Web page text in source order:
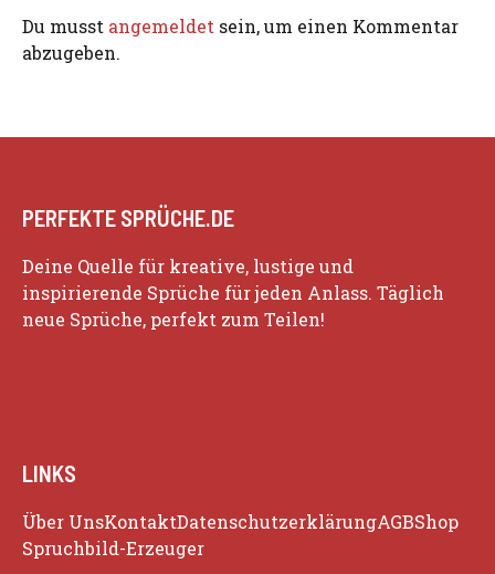
Du musst angemeldet sein, um einen Kommentar
abzugeben.
PERFEKTE SPRÜCHE.DE
Deine Quelle für kreative, lustige und
inspirierende Sprüche für jeden Anlass. Täglich
neue Sprüche, perfekt zum Teilen!
LINKS
Über UnsKontaktDatenschutzerklärungAGBShop
Spruchbild-Erzeuger